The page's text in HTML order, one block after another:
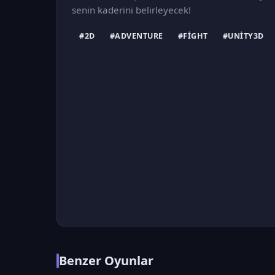
senin kaderini belirleyecek!
#2D #ADVENTURE #FIGHT #UNITY3D
Benzer Oyunlar